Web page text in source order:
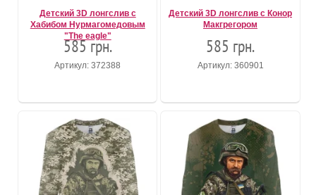
Детский 3D лонгслив c
Хабибом Нурмагомедовым
"The eagle"
585 грн.
Артикул: 372388
Детский 3D лонгслив с Конор
Макгрегором
585 грн.
Артикул: 360901